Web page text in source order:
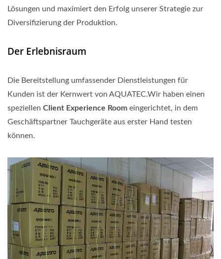
Lösungen und maximiert den Erfolg unserer Strategie zur
Diversifizierung der Produktion.
Der Erlebnisraum
Die Bereitstellung umfassender Dienstleistungen für
Kunden ist der Kernwert von AQUATEC.Wir haben einen
speziellen Client Experience Room eingerichtet, in dem
Geschäftspartner Tauchgeräte aus erster Hand testen
können.